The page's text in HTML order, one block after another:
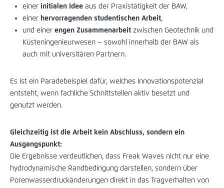
einer initialen Idee aus der Praxistätigkeit der BAW,
einer hervorragenden studentischen Arbeit,
und einer engen Zusammenarbeit zwischen Geotechnik und
Küsteningenieurwesen – sowohl innerhalb der BAW als
auch mit universitären Partnern.
Es ist ein Paradebeispiel dafür, welches Innovationspotenzial
entsteht, wenn fachliche Schnittstellen aktiv besetzt und
genutzt werden.
Gleichzeitig ist die Arbeit kein Abschluss, sondern ein
Ausgangspunkt:
Die Ergebnisse verdeutlichen, dass Freak Waves nicht nur eine
hydrodynamische Randbedingung darstellen, sondern über
Porenwasserdruckänderungen direkt in das Tragverhalten von